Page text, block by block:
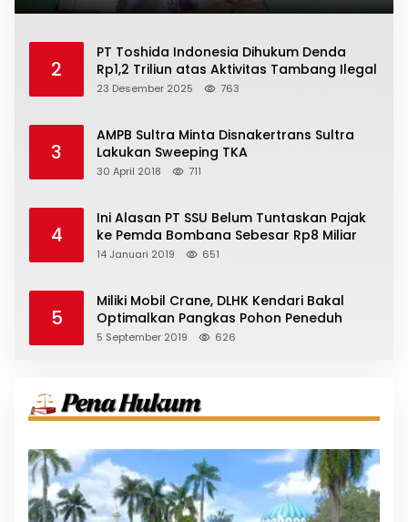
2
PT Toshida Indonesia Dihukum Denda
Rp1,2 Triliun atas Aktivitas Tambang Ilegal
23 Desember 2025 763
3
AMPB Sultra Minta Disnakertrans Sultra
Lakukan Sweeping TKA
30 April 2018 711
4
Ini Alasan PT SSU Belum Tuntaskan Pajak
ke Pemda Bombana Sebesar Rp8 Miliar
14 Januari 2019 651
5
Miliki Mobil Crane, DLHK Kendari Bakal
Optimalkan Pangkas Pohon Peneduh
5 September 2019 626